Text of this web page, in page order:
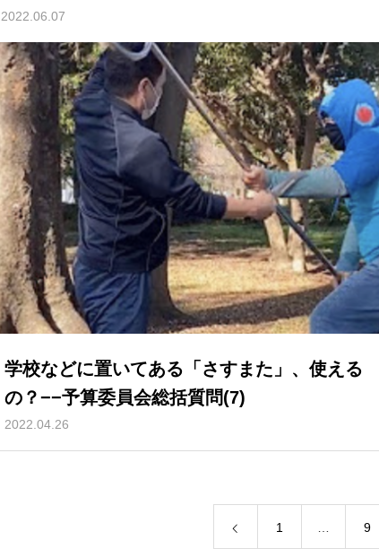
区政報告会(1)
2022.06.07
学校などに置いてある「さすまた」、使える
の？−−予算委員会総括質問(7)
2022.04.26
1 9